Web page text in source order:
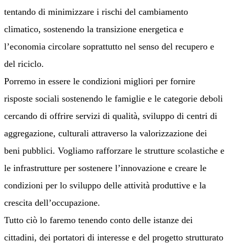
tentando di minimizzare i rischi del cambiamento
climatico, sostenendo la transizione energetica e
l’economia circolare soprattutto nel senso del recupero e
del riciclo.
Porremo in essere le condizioni migliori per fornire
risposte sociali sostenendo le famiglie e le categorie deboli
cercando di offrire servizi di qualità, sviluppo di centri di
aggregazione, culturali attraverso la valorizzazione dei
beni pubblici. Vogliamo rafforzare le strutture scolastiche e
le infrastrutture per sostenere l’innovazione e creare le
condizioni per lo sviluppo delle attività produttive e la
crescita dell’occupazione.
Tutto ciò lo faremo tenendo conto delle istanze dei
cittadini, dei portatori di interesse e del progetto strutturato